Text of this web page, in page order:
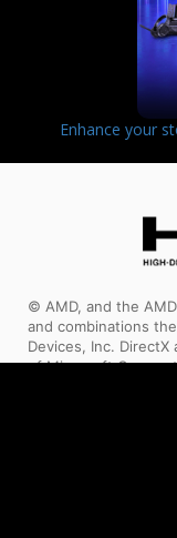
Enhance your
© AMD, and the
and combinations
Devices, Inc.
of Microsoft